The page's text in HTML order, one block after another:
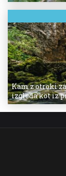
Kam z otroki
izgleda kot iz